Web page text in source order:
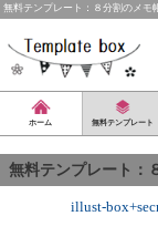
無料テンプレート：８分割のメモ
ホーム 無料テンプレート
無料テンプレート：
illust-